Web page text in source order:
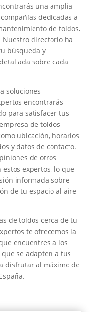
una amplia
dedicadas a
de toldos,
Nuestro directorio ha
búsqueda y
sobre cada
soluciones
encontrarás
para satisfacer tus
de toldos
ubicación, horarios
y datos de contacto.
de otros
expertos, lo que
informada sobre
de tu espacio al aire
de toldos cerca de tu
te ofrecemos la
encuentres a los
se adapten a tus
disfrutar al máximo de